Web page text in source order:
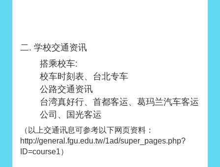
二. 学校交通资讯
搭乘校车:
校车时刻表、 台北专车
公路交通资讯
台湾真好行、 首都客运、 葛玛兰汽车客运
公司、 国光客运
（以上交通讯息可参考以下网页资料：
http://general.fgu.edu.tw/1ad/super_pages.php?
ID=course1）